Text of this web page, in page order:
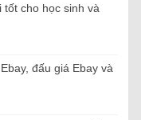
tốt cho học sinh và
đấu giá Ebay và